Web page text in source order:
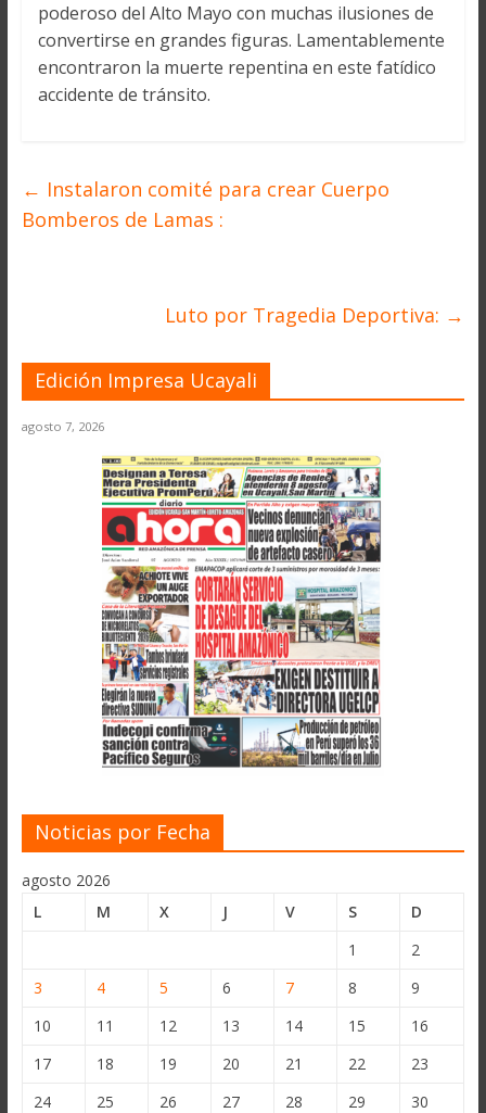
poderoso del Alto Mayo con muchas ilusiones de
convertirse en grandes figuras. Lamentablemente
encontraron la muerte repentina en este fatídico
accidente de tránsito.
← Instalaron comité para crear Cuerpo
Bomberos de Lamas :
Luto por Tragedia Deportiva: →
Edición Impresa Ucayali
agosto 7, 2026
Noticias por Fecha
agosto 2026
L
M X J V S
D
1
2
3
4 5 6 7 8
9
10
11 12 13 14 15
16
17
18 19 20 21 22
23
24
25 26 27 28 29
30